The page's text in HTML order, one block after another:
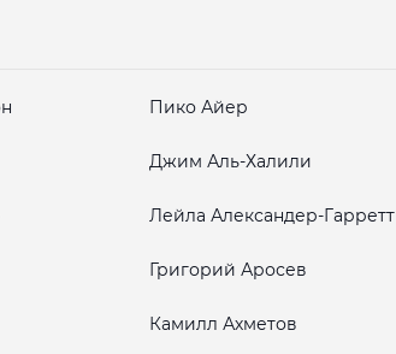
Пико Айер
Джим Аль-Халили
Лейла Александер-Гарретт
Григорий Аросев
Камилл Ахметов